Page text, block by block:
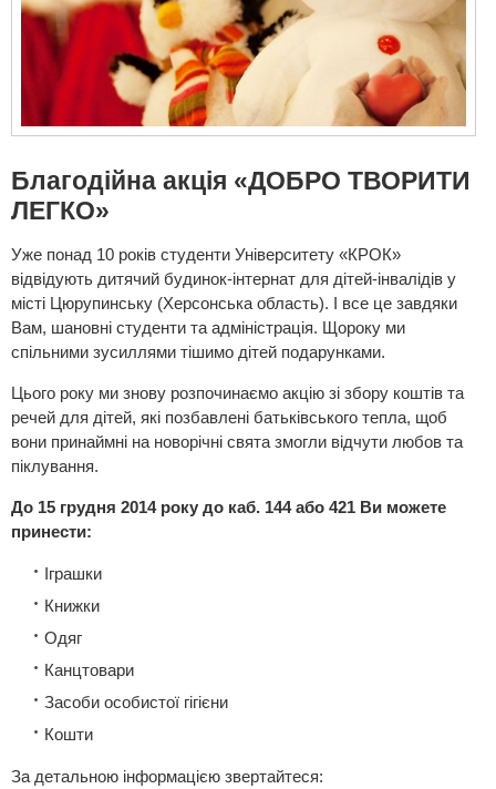
Благодійна акція «ДОБРО ТВОРИТИ
ЛЕГКО»
Уже понад 10 років студенти Університету «КРОК»
відвідують дитячий будинок-інтернат для дітей-інвалідів у
місті Цюрупинську (Херсонська область). І все це завдяки
Вам, шановні студенти та адміністрація. Щороку ми
спільними зусиллями тішимо дітей подарунками.
Цього року ми знову розпочинаємо акцію зі збору коштів та
речей для дітей, які позбавлені батьківського тепла, щоб
вони принаймні на новорічні свята змогли відчути любов та
піклування.
До 15 грудня 2014 року до каб. 144 або 421 Ви можете
принести:
Іграшки
Книжки
Одяг
Канцтовари
Засоби особистої гігієни
Кошти
За детальною інформацією звертайтеся: